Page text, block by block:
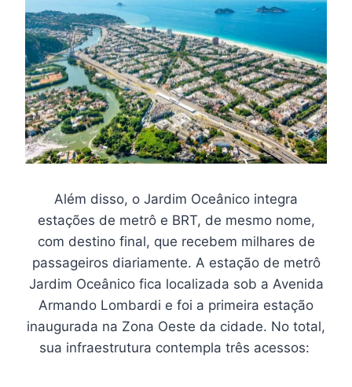
Além disso, o Jardim Oceânico integra
estações de metrô e BRT, de mesmo nome,
com destino final, que recebem milhares de
passageiros diariamente. A estação de metrô
Jardim Oceânico fica localizada sob a Avenida
Armando Lombardi e foi a primeira estação
inaugurada na Zona Oeste da cidade. No total,
sua infraestrutura contempla três acessos: